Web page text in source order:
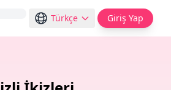
Türkçe Giriş Yap